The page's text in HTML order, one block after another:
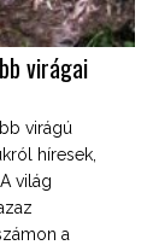
virágai
virágú
híresek,
világ
a